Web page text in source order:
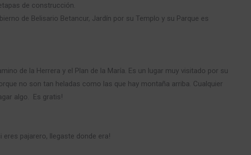
de construcción.
de Belisario Betancur, Jardín por su Templo y su Parque es
de la Herrera y el Plan de la María. Es un lugar muy visitado por su
no son tan heladas como las que hay montaña arriba. Cualquier
algo. Es gratis!
pajarero, llegaste donde era!